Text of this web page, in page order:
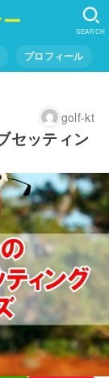
プロフィール
SEARCH
golf-kt
セッティン